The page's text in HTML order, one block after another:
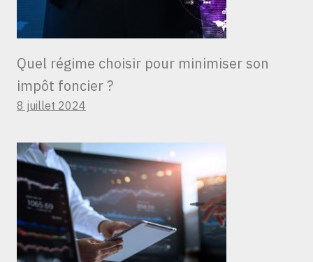
Quel régime choisir pour minimiser son
impôt foncier ?
8 juillet 2024